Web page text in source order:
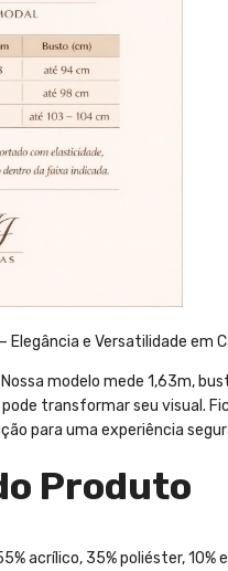
Elegância e Versatilidade em
modelo mede 1,63m,
transformar seu visual.
para uma experiência
Produto
acrílico, 35% poliéster,